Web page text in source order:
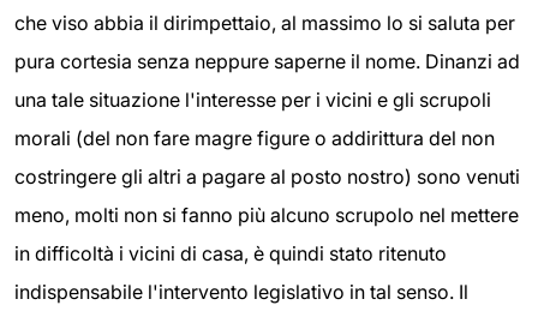
che viso abbia il dirimpettaio, al massimo lo si saluta per
pura cortesia senza neppure saperne il nome. Dinanzi ad
una tale situazione l'interesse per i vicini e gli scrupoli
morali (del non fare magre figure o addirittura del non
costringere gli altri a pagare al posto nostro) sono venuti
meno, molti non si fanno più alcuno scrupolo nel mettere
in difficoltà i vicini di casa, è quindi stato ritenuto
indispensabile l'intervento legislativo in tal senso. Il